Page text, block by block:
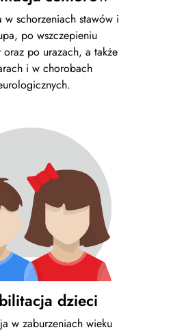
w schorzeniach stawów i
po wszczepieniu
po urazach, a także
i w chorobach
dzieci
w zaburzeniach wieku